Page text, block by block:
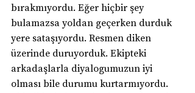
bırakmıyordu. Eğer hiçbir şey
bulamazsa yoldan geçerken durduk
yere sataşıyordu. Resmen diken
üzerinde duruyorduk. Ekipteki
arkadaşlarla diyalogumuzun iyi
olması bile durumu kurtarmıyordu.